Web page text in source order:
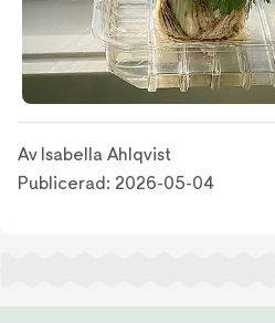
Av Isabella Ahlqvist
Publicerad: 2026-05-04